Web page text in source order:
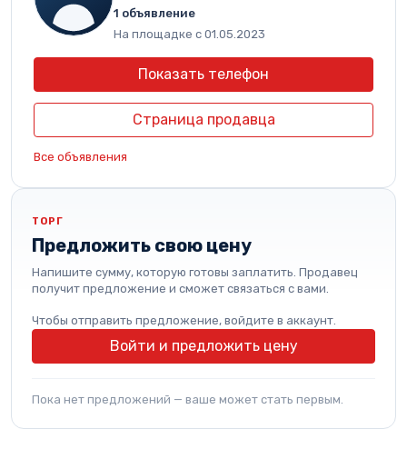
1 объявление
На площадке с 01.05.2023
Показать телефон
Страница продавца
Все объявления
ТОРГ
Предложить свою цену
Напишите сумму, которую готовы заплатить. Продавец
получит предложение и сможет связаться с вами.
Чтобы отправить предложение, войдите в аккаунт.
Войти и предложить цену
Пока нет предложений — ваше может стать первым.